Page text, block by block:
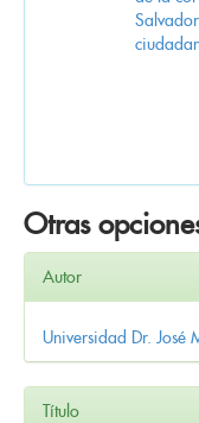
Otras
Autor
Universidad Dr. José
Título